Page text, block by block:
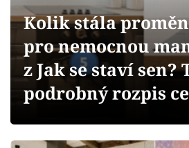
Přihlášení
Sledujte nás
Kolik stála
pro nemocnou
z Jak se staví sen?
podrobný rozpis